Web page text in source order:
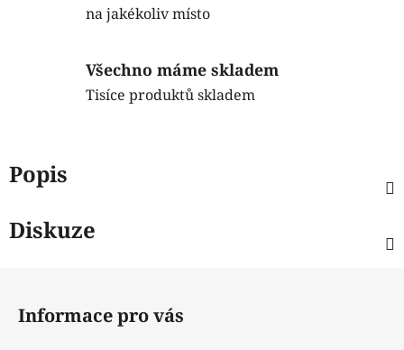
na jakékoliv místo
Všechno máme skladem
Tisíce produktů skladem
Popis
Diskuze
Informace pro vás